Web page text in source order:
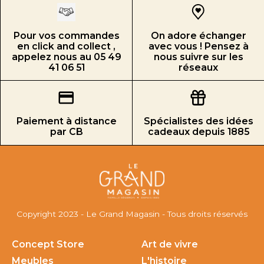
Pour vos commandes
en click and collect ,
appelez nous au 05 49
41 06 51
On adore échanger
avec vous ! Pensez à
nous suivre sur les
réseaux
Paiement à distance
par CB
Spécialistes des idées
cadeaux depuis 1885
Copyright 2023 - Le Grand Magasin - Tous droits réservés
Concept Store
Meubles
Art de vivre
L'histoire